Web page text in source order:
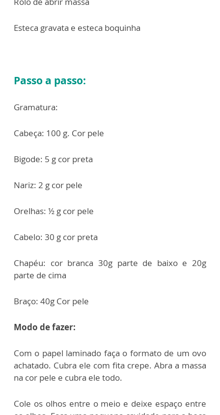
Esteca gravata e esteca boquinha
Passo a passo:
Gramatura:
Cabeça: 100 g. Cor pele
Bigode: 5 g cor preta
Nariz: 2 g cor pele
Orelhas: ½ g cor pele
Cabelo: 30 g cor preta
Chapéu: cor branca 30g parte de baixo e 20g
parte de cima
Braço: 40g Cor pele
Modo de fazer:
Com o papel laminado faça o formato de um ovo
achatado. Cubra ele com fita crepe. Abra a massa
na cor pele e cubra ele todo.
Cole os olhos entre o meio e deixe espaço entre